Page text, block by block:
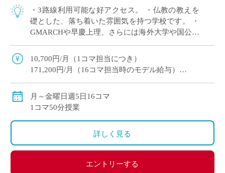
・3路線利用可能な好アクセス。 ・仏教の教えを
礎とした、落ち着いた雰囲気を持つ学校です。 ・
GMARCHや早慶上理、さらには海外大学や国公立
極的に使用している学校です。 ・ […]
10,700円/月（1コマ担当につき）
171,200円/月（16コマ担当時のモデル給与）
交通費別途全額支給
賞与：12月に1.8ヶ月分を支給（9月勤務開始に基づく
月～金曜日週5日16コマ
1コマ50分授業
詳しく見る
エントリーする